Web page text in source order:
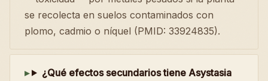
se recolecta en suelos contaminados con
plomo, cadmio o níquel (PMID: 33924835).
¿Qué efectos secundarios tiene Asystasia